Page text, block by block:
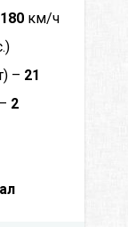
180 км/ч
– 21
2